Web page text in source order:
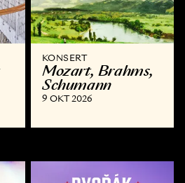
KONSERT
Mozart, Brahms,
Schumann
9 OKT 2026